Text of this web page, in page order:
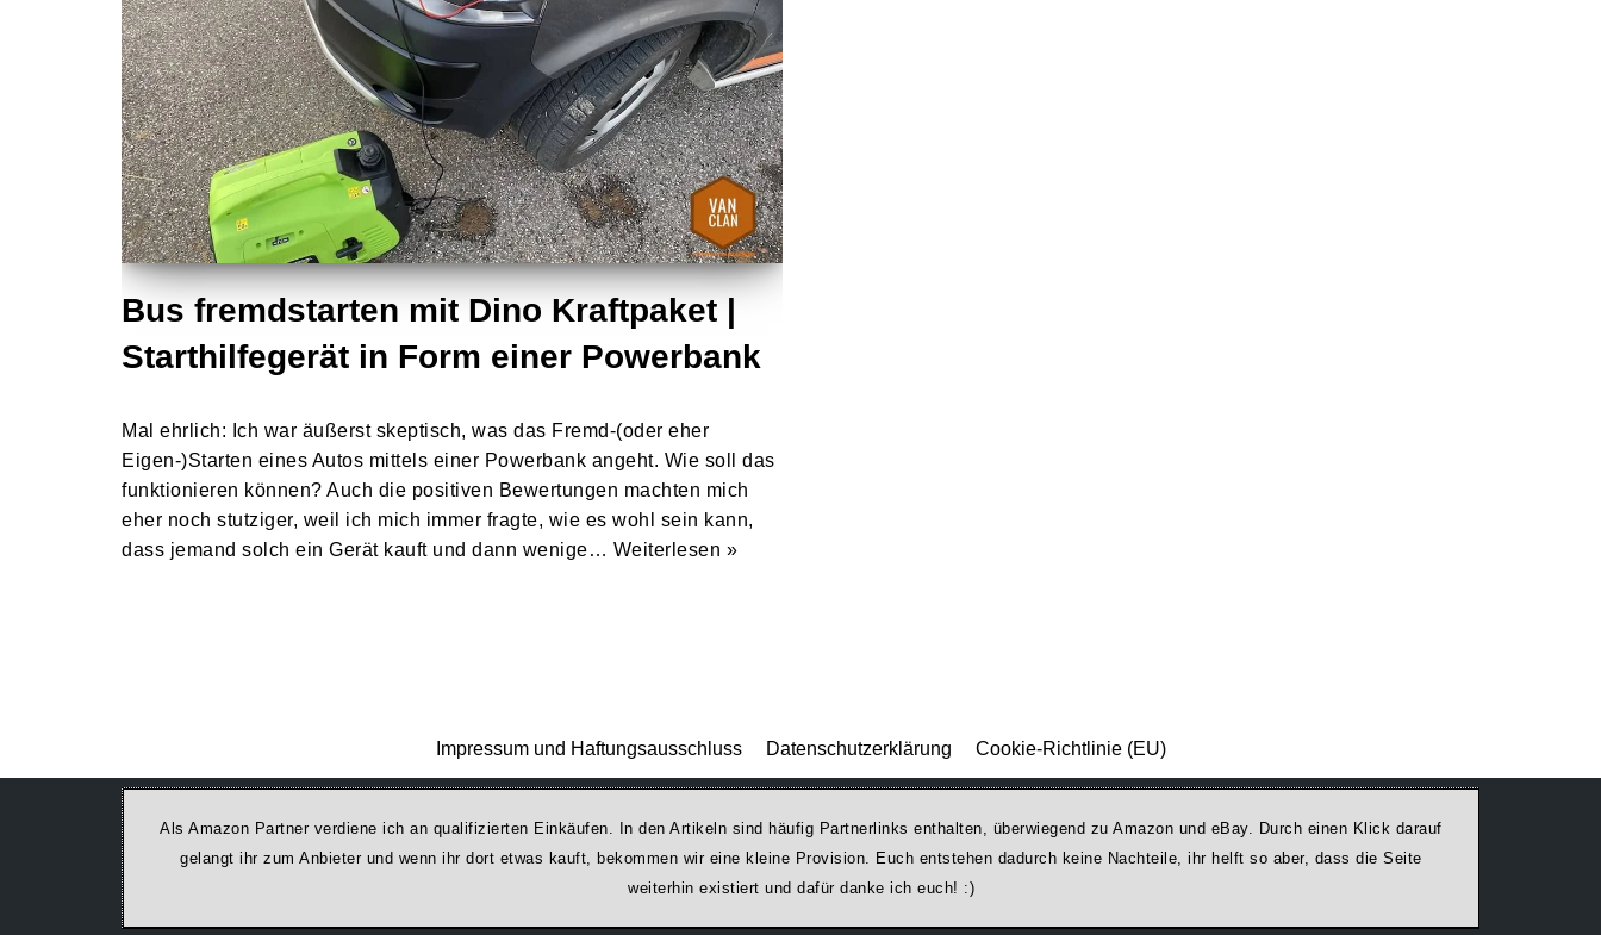
Bus fremdstarten mit Dino Kraftpaket |
Starthilfegerät in Form einer Powerbank
Mal ehrlich: Ich war äußerst skeptisch, was das Fremd-(oder eher
Eigen-)Starten eines Autos mittels einer Powerbank angeht. Wie soll das
funktionieren können? Auch die positiven Bewertungen machten mich
eher noch stutziger, weil ich mich immer fragte, wie es wohl sein kann,
dass jemand solch ein Gerät kauft und dann wenige… Weiterlesen »
Impressum und Haftungsausschluss Datenschutzerklärung Cookie-Richtlinie (EU)
Als Amazon Partner verdiene ich an qualifizierten Einkäufen. In den Artikeln sind häufig Partnerlinks enthalten, überwiegend zu Amazon und eBay. Durch einen Klick darauf
ge­lan­gt ihr zum Anbieter und wenn ihr dort etwas kauft, bekommen wir ei­ne kleine Provision. Euch entstehen dadurch keine Nachteile, ihr helft so aber, dass die Seite
weiterhin existiert und dafür danke ich euch! :)